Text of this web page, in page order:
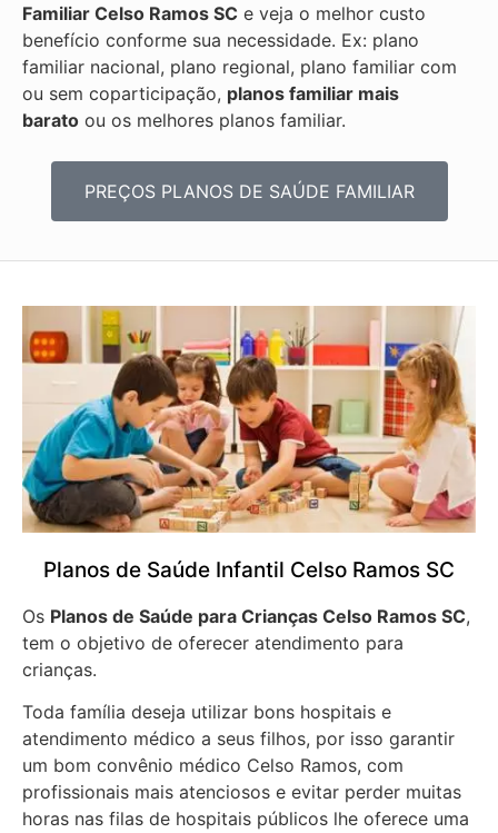
Familiar Celso Ramos SC e veja o melhor custo
benefício conforme sua necessidade. Ex: plano
familiar nacional, plano regional, plano familiar com
ou sem coparticipação, planos familiar mais
barato ou os melhores planos familiar.
PREÇOS PLANOS DE SAÚDE FAMILIAR
Planos de Saúde Infantil Celso Ramos SC
Os Planos de Saúde para Crianças Celso Ramos SC,
tem o objetivo de oferecer atendimento para
crianças.
Toda família deseja utilizar bons hospitais e
atendimento médico a seus filhos, por isso garantir
um bom convênio médico Celso Ramos, com
profissionais mais atenciosos e evitar perder muitas
horas nas filas de hospitais públicos lhe oferece uma